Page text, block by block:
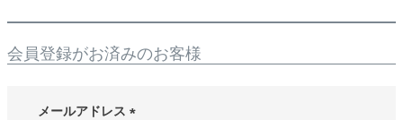
会員登録がお済みのお客様
メールアドレス